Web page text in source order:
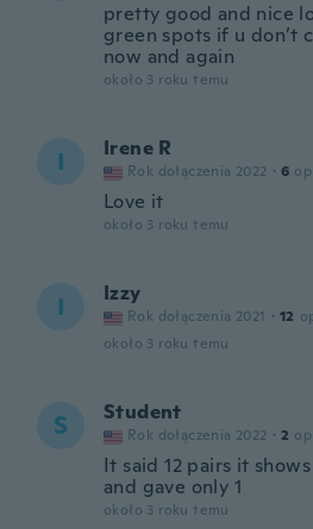
pretty good and nice
green spots if u don’t
now and again
około 3 roku temu
I Irene R
Rok dołączenia 2022 · 6
Love it
około 3 roku temu
I Izzy
Rok dołączenia 2021 · 12
około 3 roku temu
S Student
Rok dołączenia 2022 · 2
It said 12 pairs it
and gave only 1
około 3 roku temu